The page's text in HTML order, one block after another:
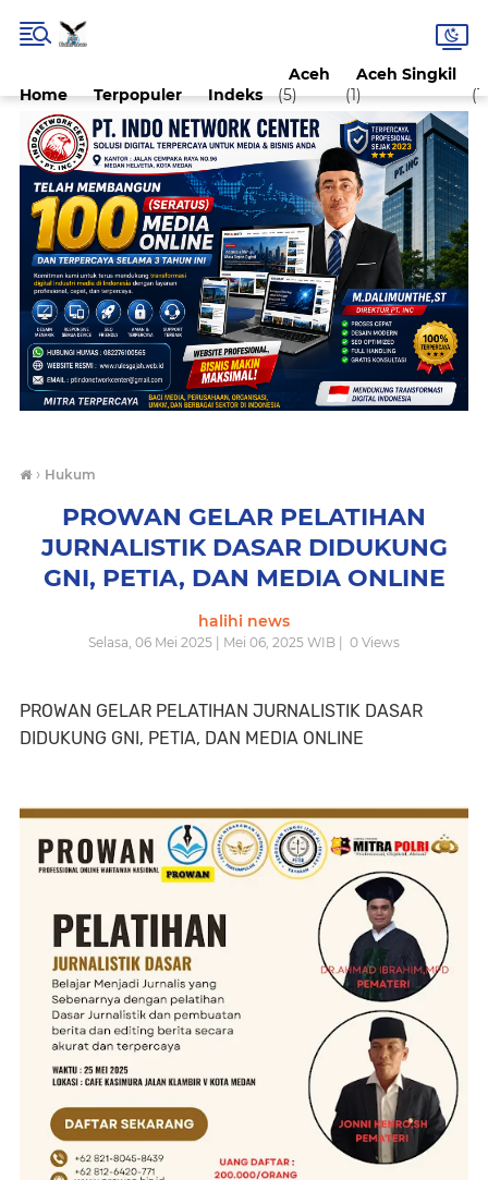
Home Terpopuler Indeks
Aceh
(5)
Aceh Singkil
(1)
(1)
› Hukum
PROWAN GELAR PELATIHAN
JURNALISTIK DASAR DIDUKUNG
GNI, PETIA, DAN MEDIA ONLINE
halihi news
Selasa, 06 Mei 2025 | Mei 06, 2025 WIB | 0 Views
PROWAN GELAR PELATIHAN JURNALISTIK DASAR
DIDUKUNG GNI, PETIA, DAN MEDIA ONLINE